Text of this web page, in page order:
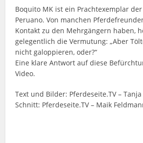
Boquito MK ist ein Prachtexemplar der
Peruano. Von manchen
Kontakt zu den Mehrgängern haben,
gelegentlich die Vermutung: „Aber
nicht galoppieren, oder?“
Eine klare Antwort auf diese
Video.
Text und Bilder: Pferdeseite.TV –
Schnitt: Pferdeseite.TV – Maik